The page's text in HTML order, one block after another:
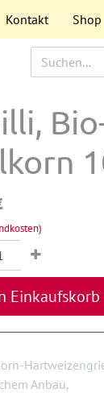
Kontakt Shop
Einkaufskorb
Anbau,